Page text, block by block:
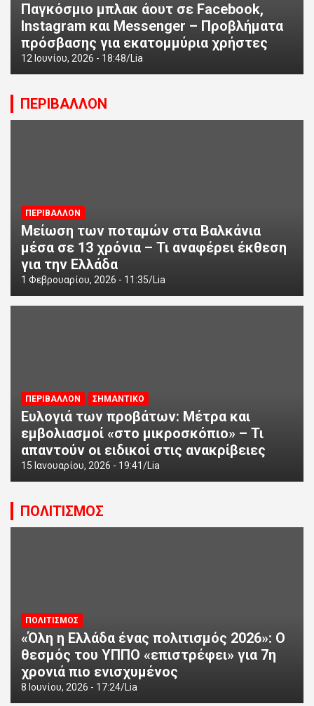
Παγκόσμιο μπλακ άουτ σε Facebook,
Instagram και Messenger – Προβλήματα
πρόσβασης για εκατομμύρια χρήστες
12 Ιουνίου, 2026 - 18:48 Lia
ΠΕΡΙΒΑΛΛΟΝ
ΠΕΡΙΒΑΛΛΟΝ
Μείωση των ποταμών στα Βαλκάνια
μέσα σε 13 χρόνια – Τι αναφέρει έκθεση
για την Ελλάδα
1 Φεβρουαρίου, 2026 - 11:35 Lia
ΠΕΡΙΒΑΛΛΟΝ ΣΗΜΑΝΤΙΚΟ
Ευλογιά των προβάτων: Μέτρα και
εμβολιασμοί «στο μικροσκόπιο» – Τι
απαντούν οι ειδικοί στις ανακρίβειες
15 Ιανουαρίου, 2026 - 19:41 Lia
ΠΟΛΙΤΙΣΜΟΣ
ΠΟΛΙΤΙΣΜΟΣ
«Όλη η Ελλάδα ένας πολιτισμός 2026»: Ο
θεσμός του ΥΠΠΟ «επιστρέφει» για 7η
χρονιά πιο ενισχυμένος
8 Ιουνίου, 2026 - 17:24 Lia